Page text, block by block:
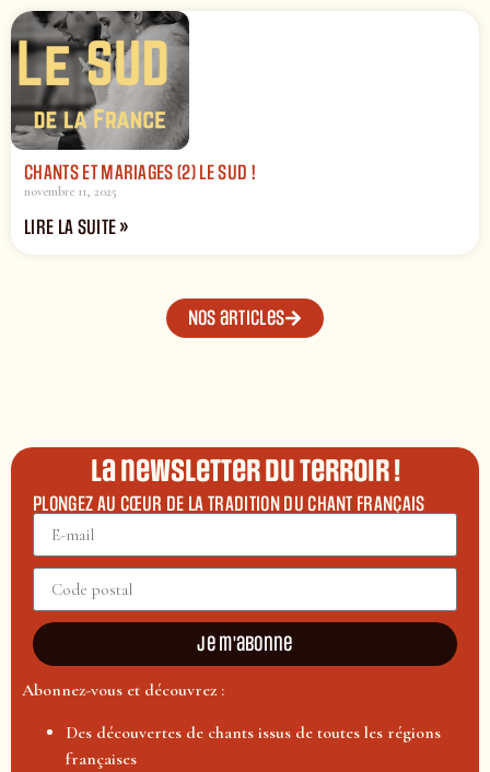
CHANTS ET MARIAGES (2) LE SUD !
novembre 11, 2025
LIRE LA SUITE »
Nos articles
La newsletter du terroir !
PLONGEZ AU CŒUR DE LA TRADITION DU CHANT FRANÇAIS
Je m'abonne
Abonnez-vous et découvrez :
Des découvertes de chants issus de toutes les régions
françaises